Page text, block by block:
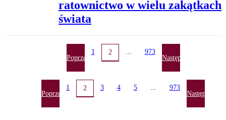
ratownictwo w wielu zakątkach
świata
Poprzednia
1 2 ... 973
Następna
Poprzednia
1 2 3 4 5 ... 973
Następna